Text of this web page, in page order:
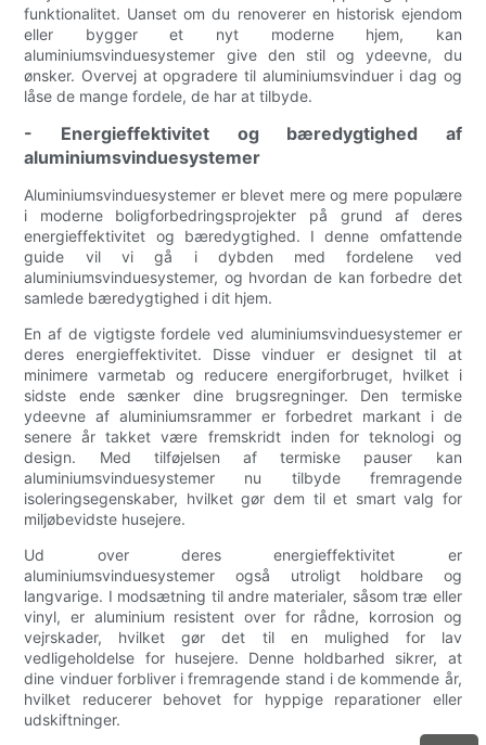
funktionalitet. Uanset om du renoverer en historisk ejendom
eller bygger et nyt moderne hjem, kan
aluminiumsvinduesystemer give den stil og ydeevne, du
ønsker. Overvej at opgradere til aluminiumsvinduer i dag og
låse de mange fordele, de har at tilbyde.
- Energieffektivitet og bæredygtighed af
aluminiumsvinduesystemer
Aluminiumsvinduesystemer er blevet mere og mere populære
i moderne boligforbedringsprojekter på grund af deres
energieffektivitet og bæredygtighed. I denne omfattende
guide vil vi gå i dybden med fordelene ved
aluminiumsvinduesystemer, og hvordan de kan forbedre det
samlede bæredygtighed i dit hjem.
En af de vigtigste fordele ved aluminiumsvinduesystemer er
deres energieffektivitet. Disse vinduer er designet til at
minimere varmetab og reducere energiforbruget, hvilket i
sidste ende sænker dine brugsregninger. Den termiske
ydeevne af aluminiumsrammer er forbedret markant i de
senere år takket være fremskridt inden for teknologi og
design. Med tilføjelsen af ​​termiske pauser kan
aluminiumsvinduesystemer nu tilbyde fremragende
isoleringsegenskaber, hvilket gør dem til et smart valg for
miljøbevidste husejere.
Ud over deres energieffektivitet er
aluminiumsvinduesystemer også utroligt holdbare og
langvarige. I modsætning til andre materialer, såsom træ eller
vinyl, er aluminium resistent over for rådne, korrosion og
vejrskader, hvilket gør det til en mulighed for lav
vedligeholdelse for husejere. Denne holdbarhed sikrer, at
dine vinduer forbliver i fremragende stand i de kommende år,
hvilket reducerer behovet for hyppige reparationer eller
udskiftninger.